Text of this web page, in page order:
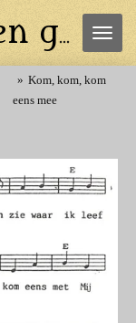
overwegingen en gebeden
» Kom, kom, kom
eens mee